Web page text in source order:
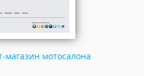
магазин мотосалона